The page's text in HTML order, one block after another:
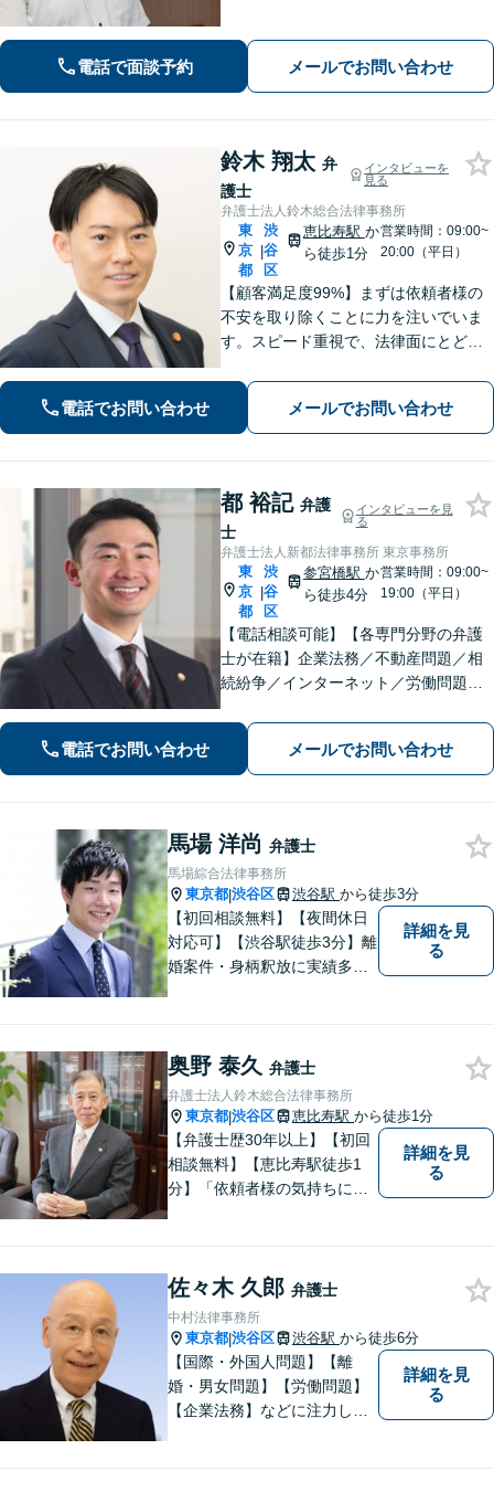
電話で面談予約 メールでお問い合わせ
鈴木 翔太 弁
護士
インタビューを
見る
弁護士法人鈴木総合法律事務所
東
京
都
|
渋
谷
区
恵比寿駅 か
ら徒歩1分
営業時間：09:00~
20:00（平日）
【顧客満足度99%】まずは依頼者様の
不安を取り除くことに力を注いでいま
す。スピード重視で、法律面にとどま
刑事事件・離婚問題、不動産トラブ
ル、相続などお悩みのことはぜひご相
談ください。
電話でお問い合わせ メールでお問い合わせ
都 裕記 弁護
士
インタビューを見
る
弁護士法人新都法律事務所 東京事務所
東
京
都
|
渋
谷
区
参宮橋駅 か
ら徒歩4分
営業時間：09:00~
19:00（平日）
【電話相談可能】【各専門分野の弁護
士が在籍】企業法務／不動産問題／相
続紛争／インターネット／労働問題／
幅広い分野に対応【英語・韓国語対
応】大手事務所所属経験あり【夜間・
休日面談可】【完全個室】【参宮橋駅
徒歩4分】
電話でお問い合わせ メールでお問い合わせ
馬場 洋尚 弁護士
馬場綜合法律事務所
東京都|渋谷区 渋谷駅 から徒歩3分
【初回相談無料】【夜間休日
対応可】【渋谷駅徒歩3分】離
婚案件・身柄釈放に実績多数
かりと向き合い、迅速に粘り
強くより良い解決を目指しま
す。お困りの場合、まずはご
相談ください。
詳細を見
る
奥野 泰久 弁護士
弁護士法人鈴木総合法律事務所
東京都|渋谷区 恵比寿駅 から徒歩1分
【弁護士歴30年以上】【初回
相談無料】【恵比寿駅徒歩1
分】「依頼者様の気持ちにな
業法務・借金・刑事事件・労
働トラブル・離婚問題などお
悩みのことはぜひご相談下さ
い。
詳細を見
る
佐々木 久郎 弁護士
中村法律事務所
東京都|渋谷区 渋谷駅 から徒歩6分
【国際・外国人問題】【離
婚・男女問題】【労働問題】
【企業法務】などに注力して
詳細を見
る